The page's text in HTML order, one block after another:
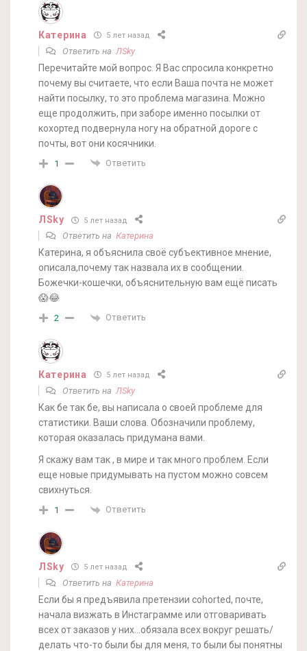
Катерина 5 лет назад
Ответить на ЛSky
Перечитайте мой вопрос. Я Вас спросила конкретно
почему вы считаете, что если Ваша почта не может
найти посылку, то это проблема магазина. Можно
еще продолжить, при заборе именно посылки от
кохортед подвернула ногу на обратной дороге с
почты, вот они косячники.
1 Ответить
ЛSky 5 лет назад
Ответить на Катерина
Катерина, я объяснила своё субъективное мнение,
описала,почему так назвала их в сообщении.
Божечки-кошечки, объяснительную вам ещё писать
😱😂
2 Ответить
Катерина 5 лет назад
Ответить на ЛSky
Как бе так бе, вы написала о своей проблеме для
статистики. Ваши слова. Обозначили проблему,
которая оказалась придумана вами.
Я скажу вам так , в мире и так много проблем. Если
еще новые придумывать на пустом можно совсем
свихнуться.
1 Ответить
ЛSky 5 лет назад
Ответить на Катерина
Если бы я предъявила претензии cohorted, почте,
начала визжать в Инстаграмме или отговаривать
всех от заказов у них…обязала всех вокруг решать/
делать что-то были бы для меня, то были бы понятны